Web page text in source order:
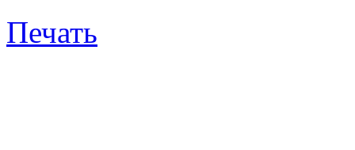
Печать